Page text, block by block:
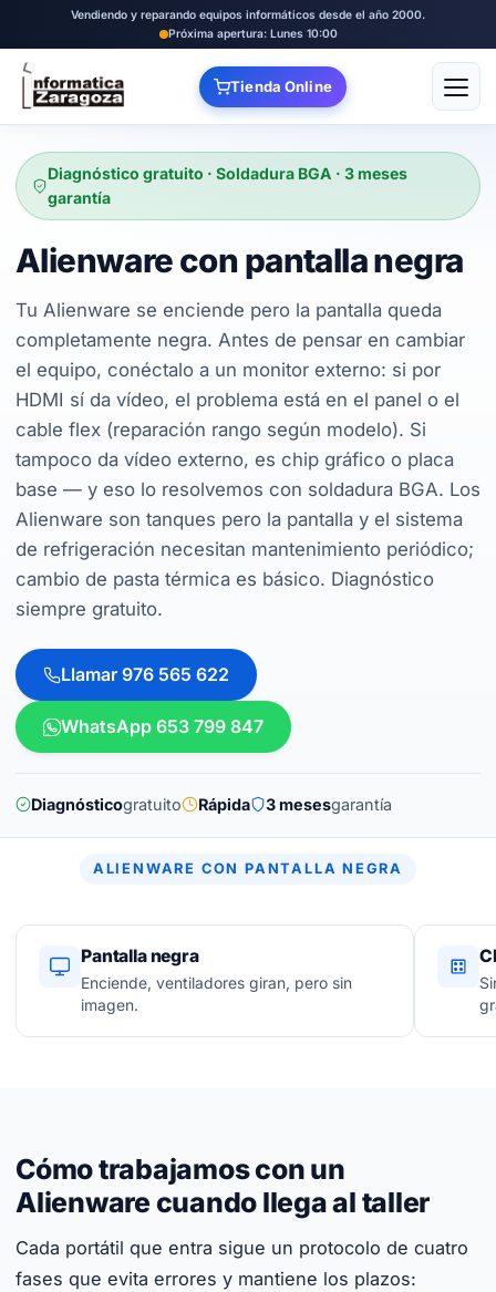
Vendiendo y reparando equipos informáticos desde el año 2000.
Próxima apertura: Lunes 10:00
Tienda Online Abrir
Diagnóstico gratuito · Soldadura BGA · 3 meses
garantía
Alienware con pantalla negra
Tu Alienware se enciende pero la pantalla queda
completamente negra. Antes de pensar en cambiar
el equipo, conéctalo a un monitor externo: si por
HDMI sí da vídeo, el problema está en el panel o el
cable flex (reparación rango según modelo). Si
tampoco da vídeo externo, es chip gráfico o placa
base — y eso lo resolvemos con soldadura BGA. Los
Alienware son tanques pero la pantalla y el sistema
de refrigeración necesitan mantenimiento periódico;
cambio de pasta térmica es básico. Diagnóstico
siempre gratuito.
Llamar 976 565 622
WhatsApp 653 799 847
Diagnósticogratuito Rápida 3 mesesgarantía
ALIENWARE CON PANTALLA NEGRA
Pantalla negra
Enciende, ventiladores giran, pero sin
imagen.
Cómo trabajamos con un
Alienware cuando llega al taller
Cada portátil que entra sigue un protocolo de cuatro
fases que evita errores y mantiene los plazos: